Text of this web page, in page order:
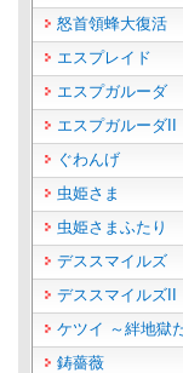
怒首領蜂大復活
エスプレイド
エスプガルーダ
エスプガルーダII
ぐわんげ
虫姫さま
虫姫さまふたり
デススマイルズ
デススマイルズII
ケツイ ～絆地獄
鋳薔薇